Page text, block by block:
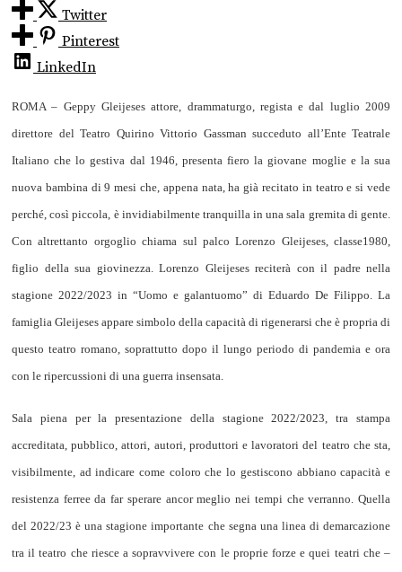
Twitter
Pinterest
LinkedIn
ROMA – Geppy Gleijeses attore, drammaturgo, regista e dal luglio 2009
direttore del Teatro Quirino Vittorio Gassman succeduto all’Ente Teatrale
Italiano che lo gestiva dal 1946, presenta fiero la giovane moglie e la sua
nuova bambina di 9 mesi che, appena nata, ha già recitato in teatro e si vede
perché, così piccola, è invidiabilmente tranquilla in una sala gremita di gente.
Con altrettanto orgoglio chiama sul palco Lorenzo Gleijeses, classe1980,
figlio della sua giovinezza. Lorenzo Gleijeses reciterà con il padre nella
stagione 2022/2023 in “Uomo e galantuomo” di Eduardo De Filippo. La
famiglia Gleijeses appare simbolo della capacità di rigenerarsi che è propria di
questo teatro romano, soprattutto dopo il lungo periodo di pandemia e ora
con le ripercussioni di una guerra insensata.
Sala piena per la presentazione della stagione 2022/2023, tra stampa
accreditata, pubblico, attori, autori, produttori e lavoratori del teatro che sta,
visibilmente, ad indicare come coloro che lo gestiscono abbiano capacità e
resistenza ferree da far sperare ancor meglio nei tempi che verranno. Quella
del 2022/23 è una stagione importante che segna una linea di demarcazione
tra il teatro che riesce a sopravvivere con le proprie forze e quei teatri che –